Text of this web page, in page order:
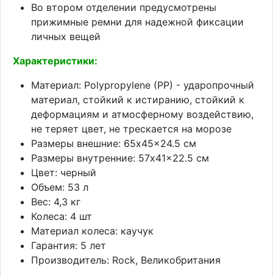
Во втором отделении предусмотрены
прижимные ремни для надежной фиксации
личных вещей
Характеристики:
Материал: Polypropylene (PP) - ударопрочный
материал, стойкий к истиранию, стойкий к
деформациям и атмосферному воздействию,
не теряет цвет, не трескается на морозе
Размеры внешние: 65x45x24.5 см
Размеры внутренние: 57x41x22.5 см
Цвет: черный
Объем: 53 л
Вес: 4,3 кг
Колеса: 4 шт
Материал колеса: каучук
Гарантия: 5 лет
Производитель: Rock, Великобритания